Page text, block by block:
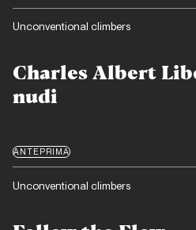
Charles Albert
nudi
Unconventional climbers
ANTEPRIMA
Unconventional climbers